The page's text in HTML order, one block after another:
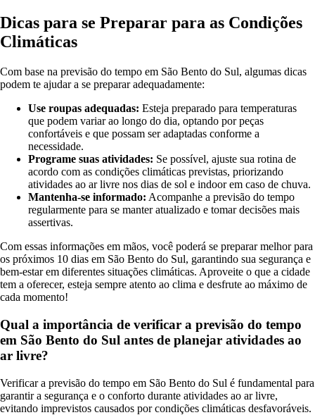
Dicas para se Preparar para as Condições
Climáticas
Com base na previsão do tempo em São Bento do Sul, algumas dicas
podem te ajudar a se preparar adequadamente:
Use roupas adequadas: Esteja preparado para temperaturas
que podem variar ao longo do dia, optando por peças
confortáveis e que possam ser adaptadas conforme a
necessidade.
Programe suas atividades: Se possível, ajuste sua rotina de
acordo com as condições climáticas previstas, priorizando
atividades ao ar livre nos dias de sol e indoor em caso de chuva.
Mantenha-se informado: Acompanhe a previsão do tempo
regularmente para se manter atualizado e tomar decisões mais
assertivas.
Com essas informações em mãos, você poderá se preparar melhor para
os próximos 10 dias em São Bento do Sul, garantindo sua segurança e
bem-estar em diferentes situações climáticas. Aproveite o que a cidade
tem a oferecer, esteja sempre atento ao clima e desfrute ao máximo de
cada momento!
Qual a importância de verificar a previsão do tempo
em São Bento do Sul antes de planejar atividades ao
ar livre?
Verificar a previsão do tempo em São Bento do Sul é fundamental para
garantir a segurança e o conforto durante atividades ao ar livre,
evitando imprevistos causados por condições climáticas desfavoráveis.